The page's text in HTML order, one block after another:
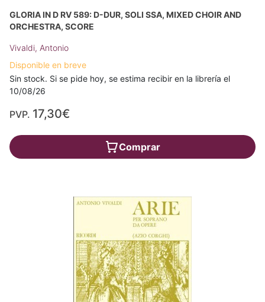
GLORIA IN D RV 589: D-DUR, SOLI SSA, MIXED CHOIR AND
ORCHESTRA, SCORE
Vivaldi, Antonio
Disponible en breve
Sin stock. Si se pide hoy, se estima recibir en la librería el
10/08/26
PVP. 17,30€
Comprar